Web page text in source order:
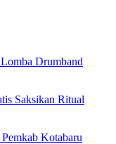
Drumband
Saksikan Ritual
Kotabaru